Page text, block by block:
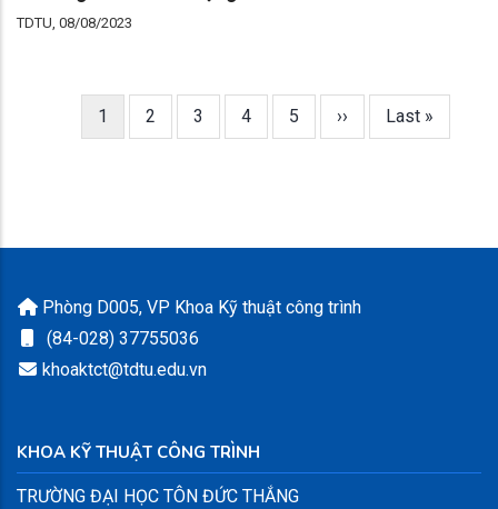
TDTU, 08/08/2023
PaginationCurrent
1 Trang
2 Trang
3 Trang
4 Trang
5
Next
››
Last
Last »
Phòng D005, VP Khoa Kỹ thuật công trình
(84-028) 37755036
khoaktct@tdtu.edu.vn
KHOA KỸ THUẬT CÔNG TRÌNH
TRƯỜNG ĐẠI HỌC TÔN ĐỨC THẮNG